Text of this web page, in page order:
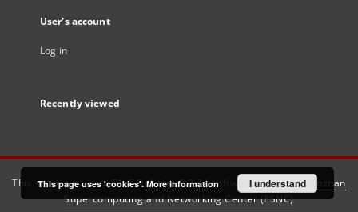
User's account
Log in
Recently viewed
This service runs onDInGO dLibra 6.3.21software created by
Poznan
Supercomputing and Networking Center (PSNC)
This page uses 'cookies'. More information I understand